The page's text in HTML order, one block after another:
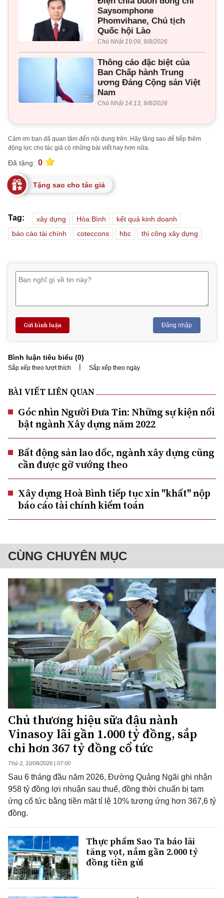
Saysomphone
Phomvihane, Chủ tịch
Quốc hội Lào
Chủ Nhật 19:09, 9/8/2026
Thông cáo đặc biệt của
Ban Chấp hành Trung
ương Đảng Cộng sản Việt
Nam
Chủ Nhật 14:13, 9/8/2026
Cảm ơn bạn đã quan tâm đến nội dung trên. Hãy tặng sao để tiếp thêm
động lực cho tác giả có những bài viết hay hơn nữa.
Đã tặng: 0
Tặng sao cho tác giả
Tag: xây dựng Hòa Bình
kết quả kinh doanh
báo cáo tài chính
coteccons hbc thi công xây dựng
Gửi bình luận Đăng nhập
Bình luận tiêu biểu (0)
Sắp xếp theo lượt thích | Sắp xếp theo ngày
BÀI VIẾT LIÊN QUAN
Góc nhìn Người Đưa Tin: Những sự kiện nổi
bật ngành Xây dựng năm 2022
Bất động sản lao dốc, ngành xây dựng cũng
cần được gỡ vướng theo
Xây dựng Hoà Bình tiếp tục xin "khất" nộp
báo cáo tài chính kiểm toán
CÙNG CHUYÊN MỤC
Chủ thương hiệu sữa đậu nành
Vinasoy lãi gần 1.000 tỷ đồng, sắp
chi hơn 367 tỷ đồng cổ tức
Thứ 2, 10/08/2026 | 07:00
Sau 6 tháng đầu năm 2026, Đường Quảng Ngãi ghi nhận
958 tỷ đồng lợi nhuận sau thuế, đồng thời chuẩn bị tạm
ứng cổ tức bằng tiền mặt tỉ lệ 10% tương ứng hơn 367,6 tỷ
đồng.
Thực phẩm Sao Ta báo lãi
tăng vọt, nắm gần 2.000 tỷ
đồng tiền gửi